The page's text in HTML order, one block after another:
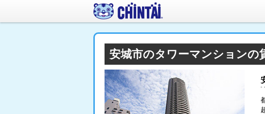
安城市のタワーマンションの